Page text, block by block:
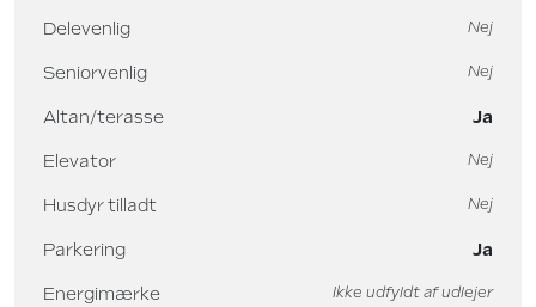
Delevenlig Nej
Seniorvenlig Nej
Altan/terasse Ja
Elevator Nej
Husdyr tilladt Nej
Parkering Ja
Energimærke Ikke udfyldt af udlejer